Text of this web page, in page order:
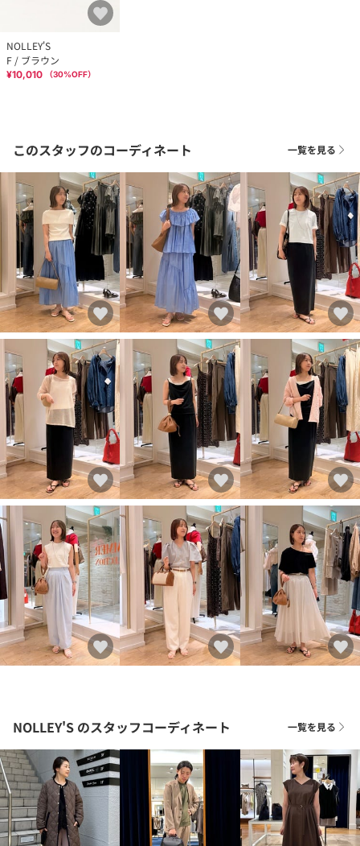
NOLLEY'S
F / ブラウン
¥10,010 （30%OFF）
このスタッフのコーディネート 一覧を見る
NOLLEY'S のスタッフコーディネート 一覧を見る